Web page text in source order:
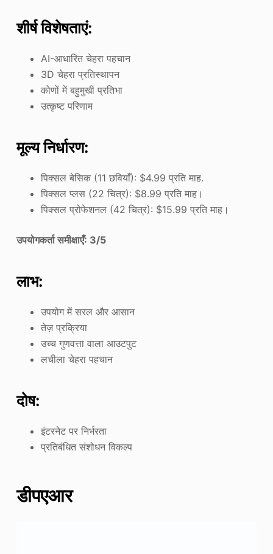
शीर्ष विशेषताएं:
AI-आधारित चेहरा पहचान
3D चेहरा प्रतिस्थापन
कोणों में बहुमुखी प्रतिभा
उत्कृष्ट परिणाम
मूल्य निर्धारण:
पिक्सल बेसिक (11 छवियाँ): $4.99 प्रति माह.
पिक्सल प्लस (22 चित्र): $8.99 प्रति माह।
पिक्सल प्रोफेशनल (42 चित्र): $15.99 प्रति माह।
उपयोगकर्ता समीक्षाएँ: 3/5
लाभ:
उपयोग में सरल और आसान
तेज़ प्रक्रिया
उच्च गुणवत्ता वाला आउटपुट
लचीला चेहरा पहचान
दोष:
इंटरनेट पर निर्भरता
प्रतिबंधित संशोधन विकल्प
डीपएआर